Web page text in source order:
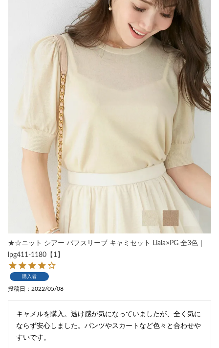
★☆ニット シアー パフスリーブ キャミセット Liala×PG 全3色｜
lpg411-1180【1】
購入者
投稿日 2022/05/08
キャメルを購入。透け感が気になっていましたが、全く気に
ならず安心しました。パンツやスカートなど色々と合わせや
すいです。